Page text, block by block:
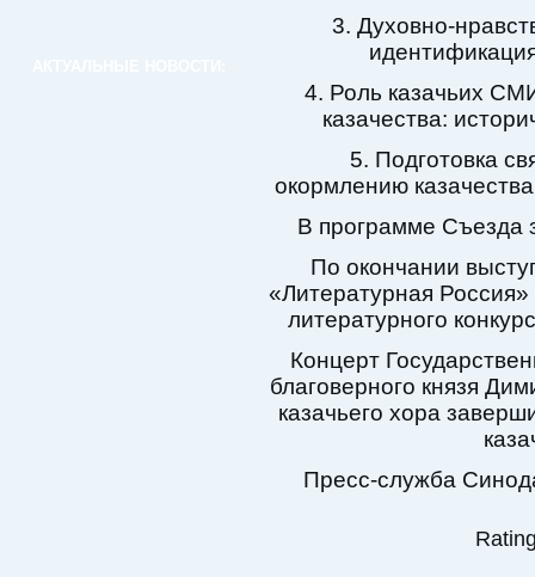
3. Духовно-
4. Роль казачьих
казачества:
5. Подготовка
окормлению
В программе Съезда
По окончании
«Литературная
литературного
Концерт
благоверного князя
казачьего хора
Пресс-служба